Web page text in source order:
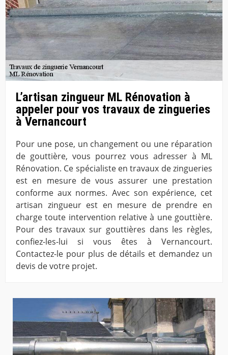
L’artisan zingueur ML Rénovation à
appeler pour vos travaux de zingueries
à Vernancourt
Pour une pose, un changement ou une réparation
de gouttière, vous pourrez vous adresser à ML
Rénovation. Ce spécialiste en travaux de zingueries
est en mesure de vous assurer une prestation
conforme aux normes. Avec son expérience, cet
artisan zingueur est en mesure de prendre en
charge toute intervention relative à une gouttière.
Pour des travaux sur gouttières dans les règles,
confiez-les-lui si vous êtes à Vernancourt.
Contactez-le pour plus de détails et demandez un
devis de votre projet.